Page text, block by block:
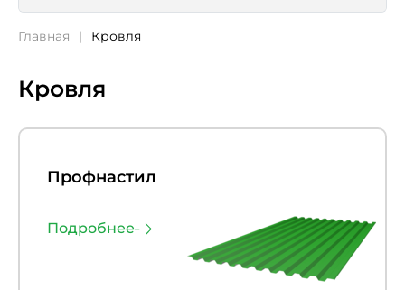
Главная Кровля
Кровля
Профнастил
Подробнее